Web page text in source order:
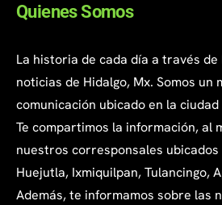
Quienes Somos
La historia de cada día a través
noticias de Hidalgo, Mx. Somos un
comunicación ubicado en la ciudad
Te compartimos la información, al
nuestros corresponsales ubicados
Huejutla, Ixmiquilpan, Tulancingo,
Además, te informamos sobre las